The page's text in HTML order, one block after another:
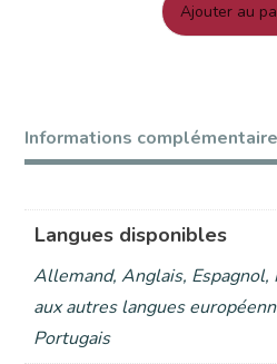
accès
Altissia
1
langue
6
mois
Ajouter au
Informations
Langues disponibles
Allemand, Anglais, Espagnol,
aux autres langues
Portugais